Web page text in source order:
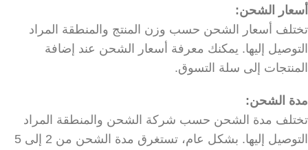
أسعار الشحن:
تختلف أسعار الشحن حسب وزن المنتج والمنطقة المراد
التوصيل إليها. يمكنك معرفة أسعار الشحن عند إضافة
المنتجات إلى سلة التسوق.
مدة الشحن:
تختلف مدة الشحن حسب شركة الشحن والمنطقة المراد
التوصيل إليها. بشكل عام، تستغرق مدة الشحن من 2 إلى 5